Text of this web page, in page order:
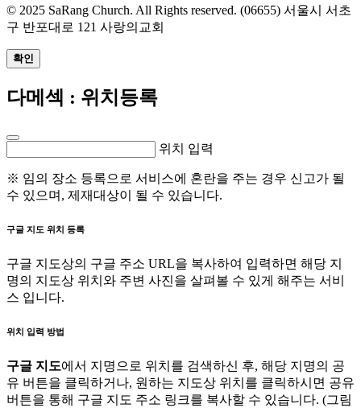
© 2025 SaRang Church. All Rights reserved. (06655) 서울시 서초
구 반포대로 121 사랑의교회
확인
다메섹 : 위치등록
위치 입력
※ 임의 장소 등록으로 서비스에 혼란을 주는 경우 신고가 될
수 있으며, 제재대상이 될 수 있습니다.
구글 지도 위치 등록
구글 지도상의 구글 주소 URL을 복사하여 입력하면 해당 지
명의 지도상 위치와 주변 사진을 살펴볼 수 있게 해주는 서비
스 입니다.
위치 입력 방법
구글 지도에서 지명으로 위치를 검색하신 후, 해당 지명의 공
유 버튼을 클릭하거나, 원하는 지도상 위치를 클릭하시면 공유
버튼을 통해 구글 지도 주소 링크를 복사할 수 있습니다. (그림